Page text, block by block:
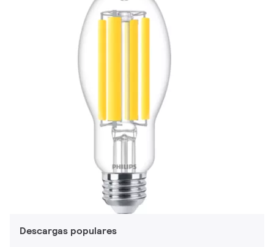
Descargas populares